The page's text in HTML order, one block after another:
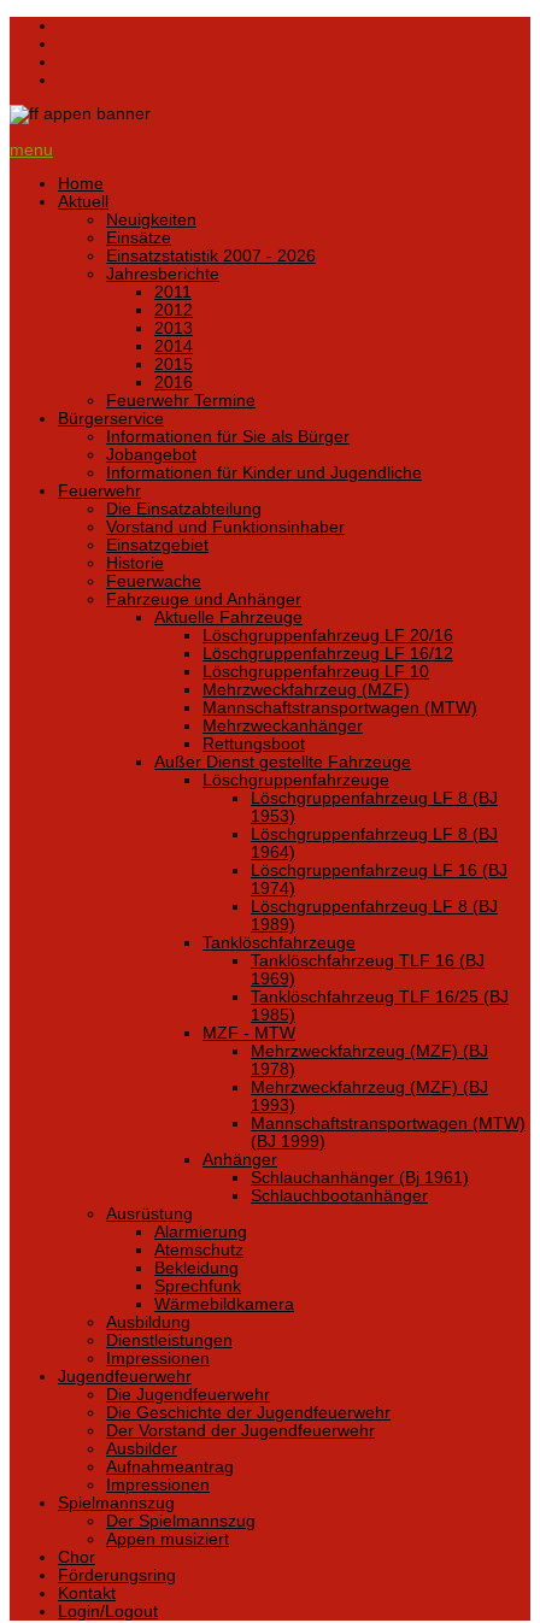
menu
Home
Aktuell
Neuigkeiten
Einsätze
Einsatzstatistik 2007 - 2026
Jahresberichte
2011
2012
2013
2014
2015
2016
Feuerwehr Termine
Bürgerservice
Informationen für Sie als Bürger
Jobangebot
Informationen für Kinder und Jugendliche
Feuerwehr
Die Einsatzabteilung
Vorstand und Funktionsinhaber
Einsatzgebiet
Historie
Feuerwache
Fahrzeuge und Anhänger
Aktuelle Fahrzeuge
Löschgruppenfahrzeug LF 20/16
Löschgruppenfahrzeug LF 16/12
Löschgruppenfahrzeug LF 10
Mehrzweckfahrzeug (MZF)
Mannschaftstransportwagen (MTW)
Mehrzweckanhänger
Rettungsboot
Außer Dienst gestellte Fahrzeuge
Löschgruppenfahrzeuge
Löschgruppenfahrzeug LF 8 (BJ
1953)
Löschgruppenfahrzeug LF 8 (BJ
1964)
Löschgruppenfahrzeug LF 16 (BJ
1974)
Löschgruppenfahrzeug LF 8 (BJ
1989)
Tanklöschfahrzeuge
Tanklöschfahrzeug TLF 16 (BJ
1969)
Tanklöschfahrzeug TLF 16/25 (BJ
1985)
MZF - MTW
Mehrzweckfahrzeug (MZF) (BJ
1978)
Mehrzweckfahrzeug (MZF) (BJ
1993)
Mannschaftstransportwagen (MTW)
(BJ 1999)
Anhänger
Schlauchanhänger (Bj 1961)
Schlauchbootanhänger
Ausrüstung
Alarmierung
Atemschutz
Bekleidung
Sprechfunk
Wärmebildkamera
Ausbildung
Dienstleistungen
Impressionen
Jugendfeuerwehr
Die Jugendfeuerwehr
Die Geschichte der Jugendfeuerwehr
Der Vorstand der Jugendfeuerwehr
Ausbilder
Aufnahmeantrag
Impressionen
Spielmannszug
Der Spielmannszug
Appen musiziert
Chor
Förderungsring
Kontakt
Login/Logout